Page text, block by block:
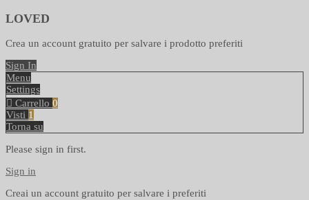
LOVED
Crea un account gratuito per salvare i prodotto preferiti
Sign In
Menu
Settings
Carrello 0
Visti 1
Torna su
Please sign in first.
Sign in
Creai un account gratuito per salvare i preferiti